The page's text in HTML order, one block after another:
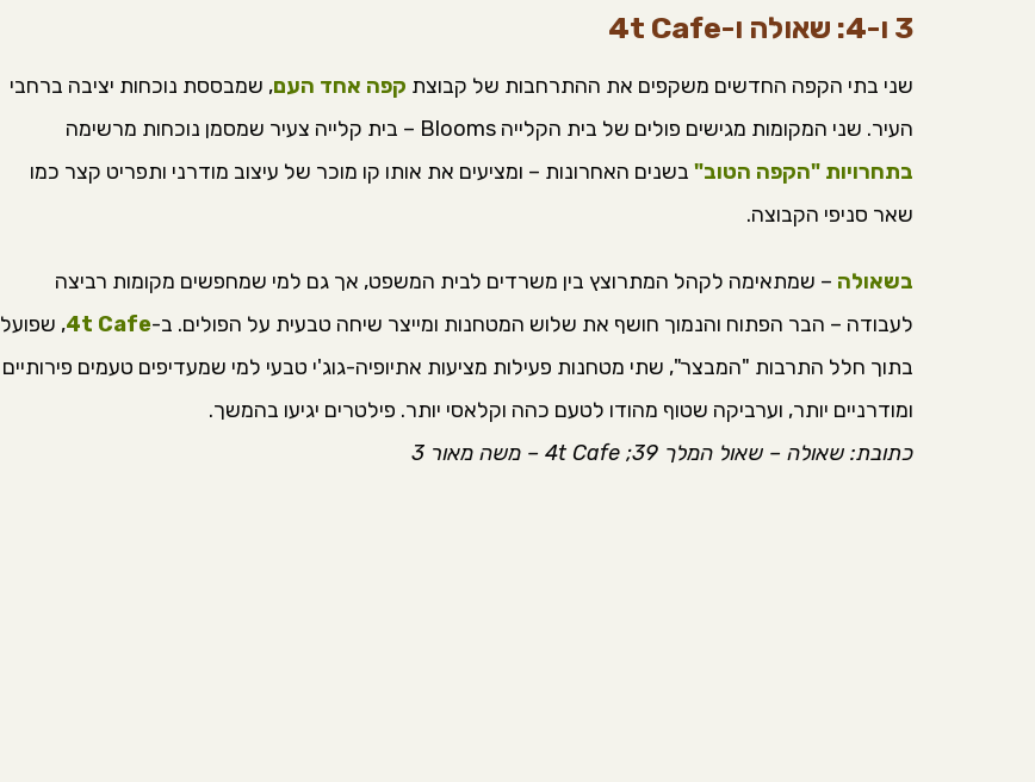
3 ו-4: שאולה ו-4t Cafe
שני בתי הקפה החדשים משקפים את ההתרחבות של קבוצת קפה אחד העם, שמבססת נוכחות יציבה ברחבי
העיר. שני המקומות מגישים פולים של בית הקלייה Blooms – בית קלייה צעיר שמסמן נוכחות מרשימה
בתחרויות "הקפה הטוב" בשנים האחרונות – ומציעים את אותו קו מוכר של עיצוב מודרני ותפריט קצר כמו
שאר סניפי הקבוצה.
בשאולה – שמתאימה לקהל המתרוצץ בין משרדים לבית המשפט, אך גם למי שמחפשים מקומות רביצה
לעבודה – הבר הפתוח והנמוך חושף את שלוש המטחנות ומייצר שיחה טבעית על הפולים. ב-4t Cafe, שפועל
בתוך חלל התרבות "המבצר", שתי מטחנות פעילות מציעות אתיופיה-גוג'י טבעי למי שמעדיפים טעמים פירותיים
ומודרניים יותר, וערביקה שטוף מהודו לטעם כהה וקלאסי יותר. פילטרים יגיעו בהמשך.
כתובת: שאולה – שאול המלך 39; 4t Cafe – משה מאור 3